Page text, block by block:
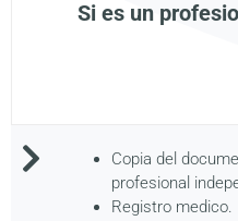
Si es un
Copia del
profesional
Registro medico.